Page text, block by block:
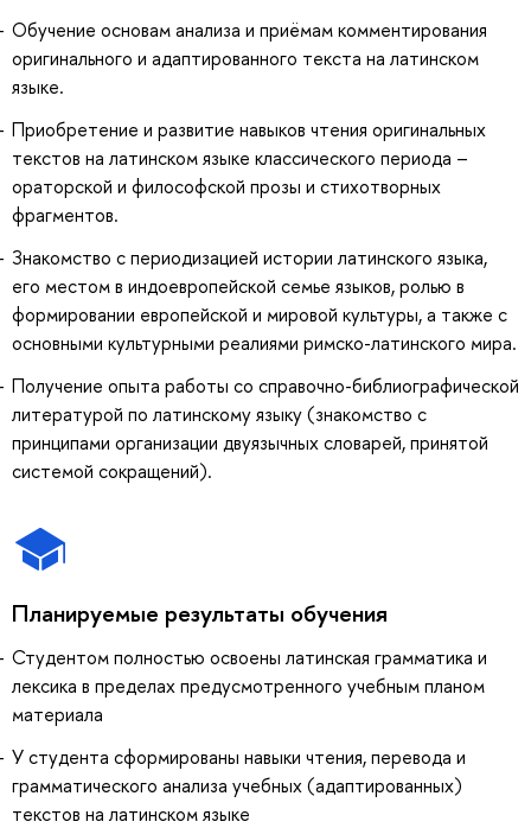
Обучение основам анализа и приёмам комментирования
оригинального и адаптированного текста на латинском
языке.
Приобретение и развитие навыков чтения оригинальных
текстов на латинском языке классического периода –
ораторской и философской прозы и стихотворных
фрагментов.
Знакомство с периодизацией истории латинского языка,
его местом в индоевропейской семье языков, ролью в
формировании европейской и мировой культуры, а также с
основными культурными реалиями римско-латинского мира.
Получение опыта работы со справочно-библиографической
литературой по латинскому языку (знакомство с
принципами организации двуязычных словарей, принятой
системой сокращений).
Планируемые результаты обучения
Студентом полностью освоены латинская грамматика и
лексика в пределах предусмотренного учебным планом
материала
У студента сформированы навыки чтения, перевода и
грамматического анализа учебных (адаптированных)
текстов на латинском языке